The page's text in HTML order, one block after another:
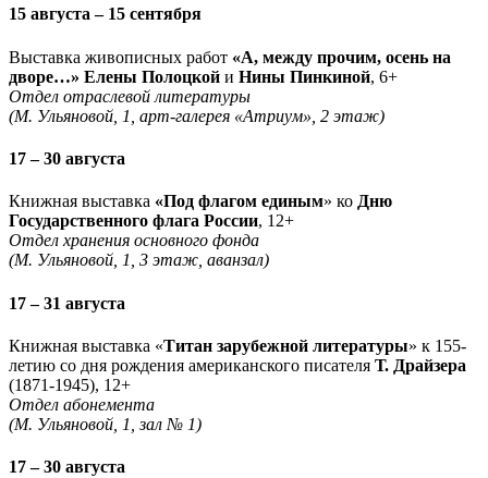
15 августа – 15 сентября
Выставка живописных работ «А, между прочим, осень на
дворе…» Елены Полоцкой и Нины Пинкиной, 6+
Отдел отраслевой литературы
(М. Ульяновой, 1, арт-галерея «Атриум», 2 этаж)
17 – 30 августа
Книжная выставка «Под флагом единым» ко Дню
Государственного флага России, 12+
Отдел хранения основного фонда
(М. Ульяновой, 1, 3 этаж, аванзал)
17 – 31 августа
Книжная выставка «Титан зарубежной литературы» к 155-
летию со дня рождения американского писателя Т. Драйзера
(1871-1945), 12+
Отдел абонемента
(М. Ульяновой, 1, зал № 1)
17 – 30 августа